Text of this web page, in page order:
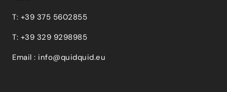
T: +39 375 5602855
T: +39 329 9298985
Email : info@quidquid.eu